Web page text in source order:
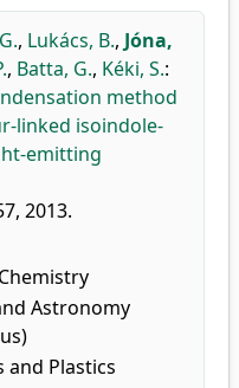
, Lukács, B., Jóna,
, Batta, G., Kéki, S.:
method
linked isoindole-
emitting
2013.
Astronomy
Plastics